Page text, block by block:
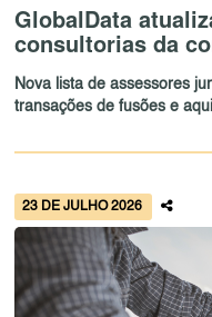
GlobalData
consultorias da
Nova lista de assessores
transações de fusões e
23 DE JULHO 2026